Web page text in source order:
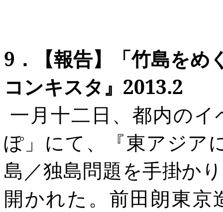
9 ．【報告】「竹島を
コンキスタ』2013.2
一月十二日、都内の
ぽ」にて、『東アジア
島／独島問題を手掛か
開かれた。前田朗東